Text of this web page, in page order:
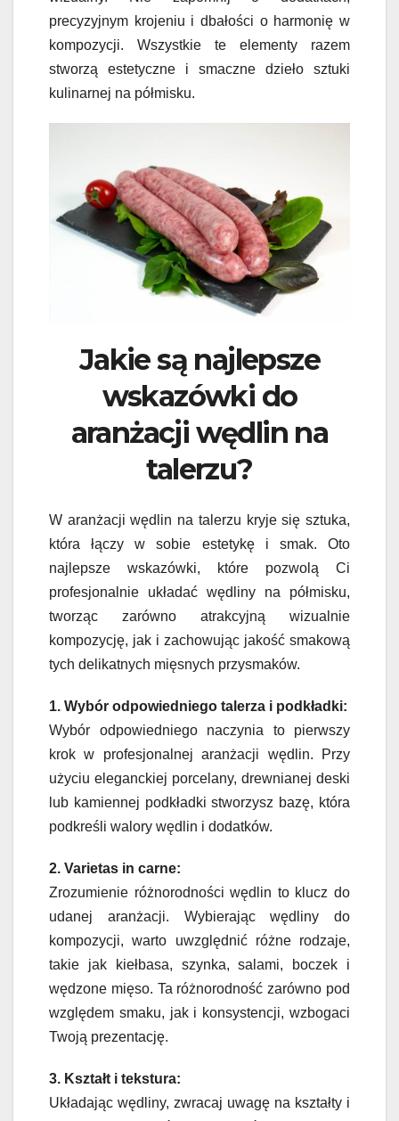
precyzyjnym krojeniu i dbałości o harmonię w
kompozycji. Wszystkie te elementy razem
stworzą estetyczne i smaczne dzieło sztuki
kulinarnej na półmisku.
Jakie są najlepsze
wskazówki do
aranżacji wędlin na
talerzu?
W aranżacji wędlin na talerzu kryje się sztuka,
która łączy w sobie estetykę i smak. Oto
najlepsze wskazówki, które pozwolą Ci
profesjonalnie układać wędliny na półmisku,
tworząc zarówno atrakcyjną wizualnie
kompozycję, jak i zachowując jakość smakową
tych delikatnych mięsnych przysmaków.
1. Wybór odpowiedniego talerza i podkładki:
Wybór odpowiedniego naczynia to pierwszy
krok w profesjonalnej aranżacji wędlin. Przy
użyciu eleganckiej porcelany, drewnianej deski
lub kamiennej podkładki stworzysz bazę, która
podkreśli walory wędlin i dodatków.
2. Varietas in carne:
Zrozumienie różnorodności wędlin to klucz do
udanej aranżacji. Wybierając wędliny do
kompozycji, warto uwzględnić różne rodzaje,
takie jak kiełbasa, szynka, salami, boczek i
wędzone mięso. Ta różnorodność zarówno pod
względem smaku, jak i konsystencji, wzbogaci
Twoją prezentację.
3. Kształt i tekstura:
Układając wędliny, zwracaj uwagę na kształty i